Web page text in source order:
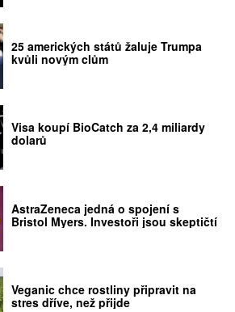
25 amerických států žaluje Trumpa
kvůli novým clům
Visa koupí BioCatch za 2,4 miliardy
dolarů
AstraZeneca jedná o spojení s
Bristol Myers. Investoři jsou skeptičtí
Veganic chce rostliny připravit na
stres dříve, než přijde